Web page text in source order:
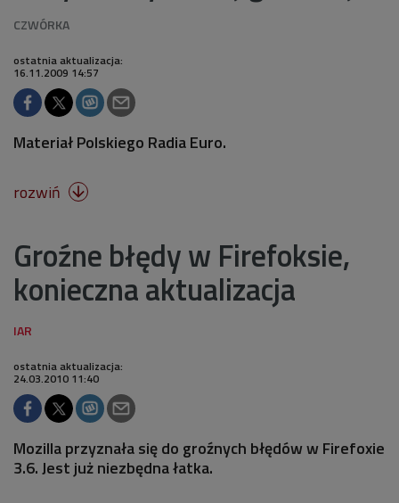
ostatnia aktualizacja:
16.11.2009 14:57
Materiał Polskiego Radia Euro.
rozwiń 
Groźne błędy w Firefoksie,
konieczna aktualizacja
ostatnia aktualizacja:
24.03.2010 11:40
Mozilla przyznała się do groźnych błędów w Firefoxie
3.6. Jest już niezbędna łatka.